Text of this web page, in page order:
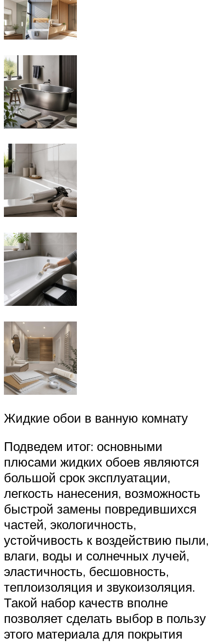
Жидкие обои в ванную комнату
Подведем итог: основными
плюсами жидких обоев являются
большой срок эксплуатации,
легкость нанесения, возможность
быстрой замены повредившихся
частей, экологичность,
устойчивость к воздействию пыли,
влаги, воды и солнечных лучей,
эластичность, бесшовность,
теплоизоляция и звукоизоляция.
Такой набор качеств вполне
позволяет сделать выбор в пользу
этого материала для покрытия